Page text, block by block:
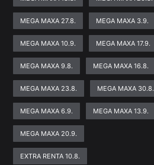
MEGA MAXA 27.8. MEGA MAXA 3.9.
MEGA MAXA 10.9. MEGA MAXA 17.9.
MEGA MAXA 9.8. MEGA MAXA 16.8.
MEGA MAXA 23.8. MEGA MAXA 30.8.
MEGA MAXA 6.9. MEGA MAXA 13.9.
MEGA MAXA 20.9.
EXTRA RENTA 10.8.